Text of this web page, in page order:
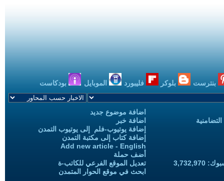
بنترست بلوكر فليبورد الموبايل بودكاست
اضافة موضوع جديد
اضافة خبر
إضافة يوتيوب-فلم إلى يوتيوب التمدن
إضافة كتاب إلى مكتبة التمدن
Add new article - English
أضف حملة
تعديل الموقع الفرعي للكاتب-ة
ابحث في موقع الحوار المتمدن